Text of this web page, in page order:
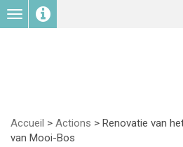
Toggle
navigation
Accueil > Actions > Renovatie van
van Mooi-Bos